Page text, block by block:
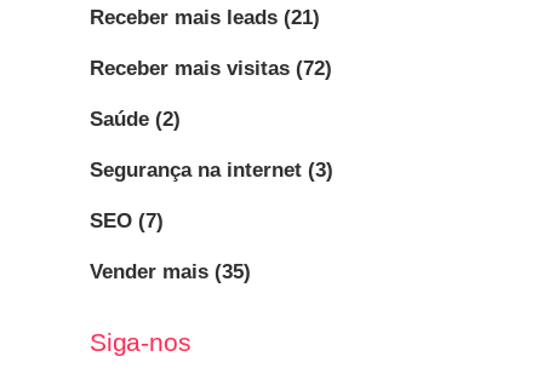
Receber mais leads (21)
Receber mais visitas (72)
Saúde (2)
Segurança na internet (3)
SEO (7)
Vender mais (35)
Siga-nos